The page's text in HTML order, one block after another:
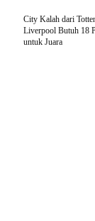
City Kalah dari
Liverpool Butuh 18
untuk Juara